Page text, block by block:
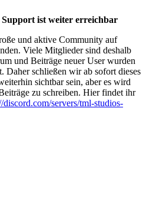
ist weiter erreichbar
und aktive Community auf
Viele Mitglieder sind deshalb
und Beiträge neuer User wurden
Daher schließen wir ab sofort dieses
sichtbar sein, aber es wird
zu schreiben. Hier findet ihr
discord.com/servers/tml-studios-